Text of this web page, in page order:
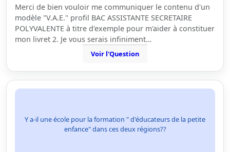
Merci de bien vouloir me communiquer le contenu d'un
modèle "V.A.E." profil BAC ASSISTANTE SECRETAIRE
POLYVALENTE à titre d'exemple pour m'aider à constituer
mon livret 2. Je vous serais infiniment…
Voir l'Question
Y a-il une école pour la formation " d'éducateurs de la petite
enfance" dans ces deux régions??